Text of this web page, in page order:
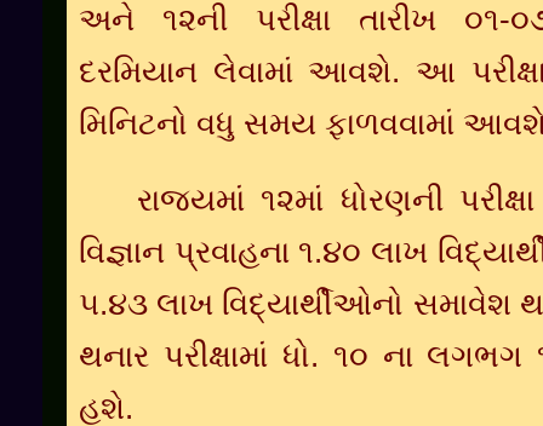
અને ૧૨ની પરીક્ષા તારીખ ૦૧-
દરમિયાન લેવામાં આવશે. આ
મિનિટનો વધુ સમય ફાળવવામાં
રાજ્યમાં ૧૨માં ધોરણની
વિજ્ઞાન પ્રવાહના ૧.૪૦ લાખ
૫.૪૩ લાખ વિદ્યાર્થીઓનો સમાવેશ
થનાર પરીક્ષામાં ધો. ૧૦ ના લગભગ
હશે.